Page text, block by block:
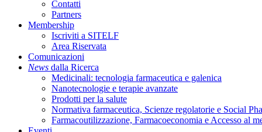
Contatti
Partners
Membership
Iscriviti a SITELF
Area Riservata
Comunicazioni
News dalla Ricerca
Medicinali: tecnologia farmaceutica e galenica
Nanotecnologie e terapie avanzate
Prodotti per la salute
Normativa farmaceutica, Scienze regolatorie e Social
Farmacoutilizzazione, Farmacoeconomia e Accesso al